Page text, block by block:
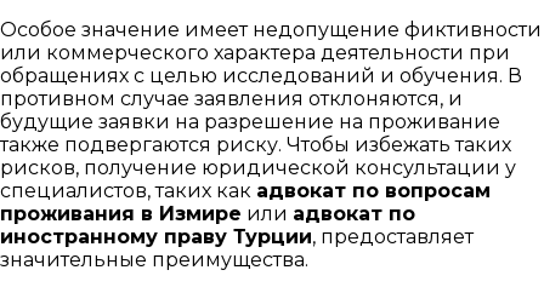
Особое значение имеет недопущение фиктивности
или коммерческого характера деятельности при
обращениях с целью исследований и обучения. В
противном случае заявления отклоняются, и
будущие заявки на разрешение на проживание
также подвергаются риску. Чтобы избежать таких
рисков, получение юридической консультации у
специалистов, таких как адвокат по вопросам
проживания в Измире или адвокат по
иностранному праву Турции, предоставляет
значительные преимущества.